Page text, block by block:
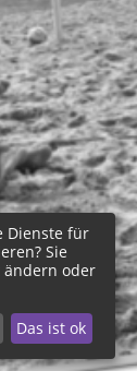
Dienste für
Sie
ändern oder
Das ist ok